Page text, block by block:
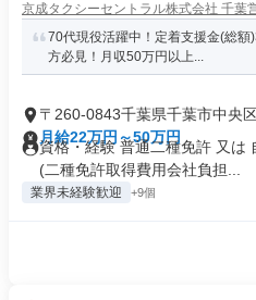
京成タクシーセントラル株式会社 千葉
70代現役活躍中！定着支援金(総
方必見！月収50万円以上...
〒260-0843千葉県千葉市中央
月給22万円～50万円
資格・経験 普通二種免許 又は
(二種免許取得費用会社負担...
業界未経験歓迎 +9個